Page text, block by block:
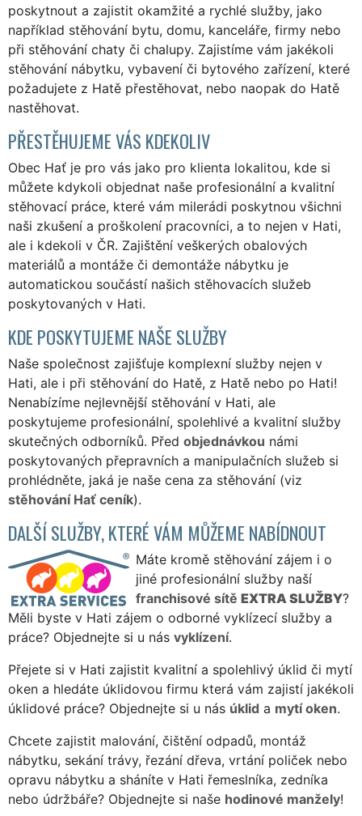
poskytnout a zajistit okamžité a rychlé služby, jako
například stěhování bytu, domu, kanceláře, firmy nebo
při stěhování chaty či chalupy. Zajistíme vám jakékoli
stěhování nábytku, vybavení či bytového zařízení, které
požadujete z Hatě přestěhovat, nebo naopak do Hatě
nastěhovat.
PŘESTĚHUJEME VÁS KDEKOLIV
Obec Hať je pro vás jako pro klienta lokalitou, kde si
můžete kdykoli objednat naše profesionální a kvalitní
stěhovací práce, které vám milerádi poskytnou všichni
naši zkušení a proškolení pracovníci, a to nejen v Hati,
ale i kdekoli v ČR. Zajištění veškerých obalových
materiálů a montáže či demontáže nábytku je
automatickou součástí našich stěhovacích služeb
poskytovaných v Hati.
KDE POSKYTUJEME NAŠE SLUŽBY
Naše společnost zajišťuje komplexní služby nejen v
Hati, ale i při stěhování do Hatě, z Hatě nebo po Hati!
Nenabízíme nejlevnější stěhování v Hati, ale
poskytujeme profesionální, spolehlivé a kvalitní služby
skutečných odborníků. Před objednávkou námi
poskytovaných přepravních a manipulačních služeb si
prohlédněte, jaká je naše cena za stěhování (viz
stěhování Hať ceník).
DALŠÍ SLUŽBY, KTERÉ VÁM MŮŽEME NABÍDNOUT
Máte kromě stěhování zájem i o
jiné profesionální služby naší
franchisové sítě EXTRA SLUŽBY?
Měli byste v Hati zájem o odborné vyklízecí služby a
práce? Objednejte si u nás vyklízení.
Přejete si v Hati zajistit kvalitní a spolehlivý úklid či mytí
oken a hledáte úklidovou firmu která vám zajistí jakékoli
úklidové práce? Objednejte si u nás úklid a mytí oken.
Chcete zajistit malování, čištění odpadů, montáž
nábytku, sekání trávy, řezání dřeva, vrtání poliček nebo
opravu nábytku a sháníte v Hati řemeslníka, zedníka
nebo údržbáře? Objednejte si naše hodinové manžely!